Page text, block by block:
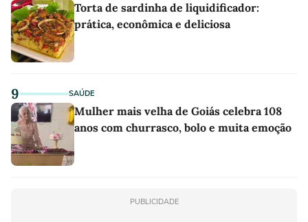
Torta de sardinha de liquidificador:
prática, econômica e deliciosa
9 SAÚDE
Mulher mais velha de Goiás celebra 108
anos com churrasco, bolo e muita emoção
PUBLICIDADE